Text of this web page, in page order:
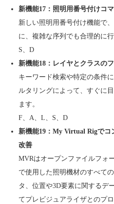
新機能17：照明用番号付けコ
新しい照明用番号付け機能で
に、複雑な序列でも合理的に
S、D
新機能18：レイヤとクラスの
キーワード検索や特定の条件
ルタリングによって、すぐに
ます。
F、A、L、S、D
新機能19：My Virtual Rigでコ
改善
MVRはオープンファイルフォ
で使用した照明機材のすべて
タ、位置や3D要素に関するデ
てプレビジュアライザとのプ